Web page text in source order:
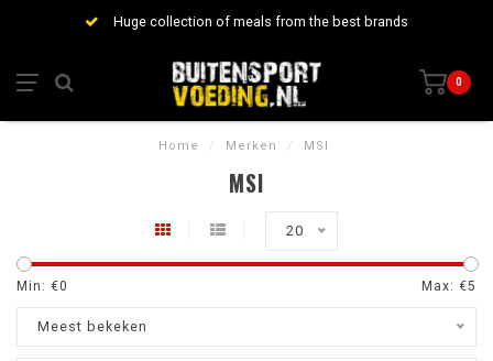
Huge collection of meals from the best brands
0
Home / Merken / MSI
MSI
20
Min: €0 Max: €5
Meest bekeken